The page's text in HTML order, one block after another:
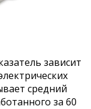
зависит
средний
за 60